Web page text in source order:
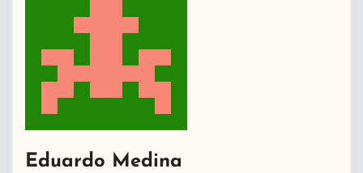
Eduardo Medina